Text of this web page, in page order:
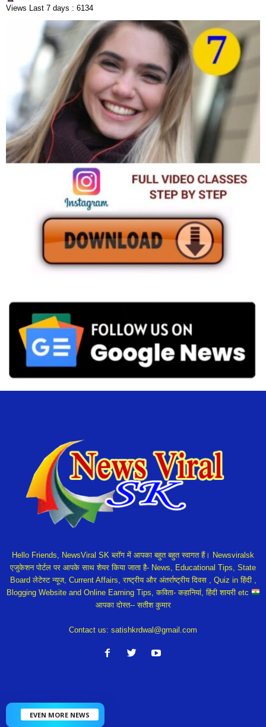
Views Last 7 days : 6134
Hello Friends, NewsViral SK ब्लॉग में आपका बहुत बहुत स्वागत हैं। Newsviralsk
एजुकेशन पोर्टल पर आपके साथ शेयर किया जाता है- News, Educational Tips, State
Board लेटेस्ट न्यूज, Current Affairs, राष्ट्रीय और अंतर्राष्ट्रीय दिवस , Quiz in हिंदी ,
Blogging Website and Online Earning Tips, कविता- कहानियां, हिंदी शायरी etc
आपका दोस्त-- सतीश कुमार
Contact us: satishkrdwal@gmail.com
EVEN MORE NEWS